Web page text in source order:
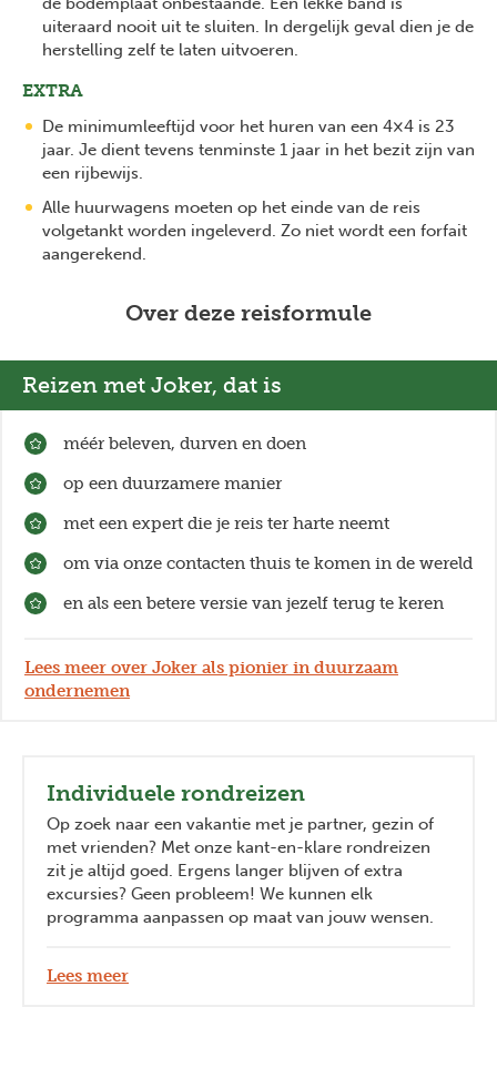
uiteraard nooit uit te sluiten. In dergelijk geval dien je de
herstelling zelf te laten uitvoeren.
EXTRA
De minimumleeftijd voor het huren van een 4×4 is 23
jaar. Je dient tevens tenminste 1 jaar in het bezit zijn van
een rijbewijs.
Alle huurwagens moeten op het einde van de reis
volgetankt worden ingeleverd. Zo niet wordt een forfait
aangerekend.
Over deze reisformule
Reizen met Joker, dat is
méér beleven, durven en doen
op een duurzamere manier
met een expert die je reis ter harte neemt
om via onze contacten thuis te komen in de wereld
en als een betere versie van jezelf terug te keren
Lees meer over Joker als pionier in duurzaam
ondernemen
Individuele rondreizen
Op zoek naar een vakantie met je partner, gezin of
met vrienden? Met onze kant-en-klare rondreizen
zit je altijd goed. Ergens langer blijven of extra
excursies? Geen probleem! We kunnen elk
programma aanpassen op maat van jouw wensen.
Lees meer